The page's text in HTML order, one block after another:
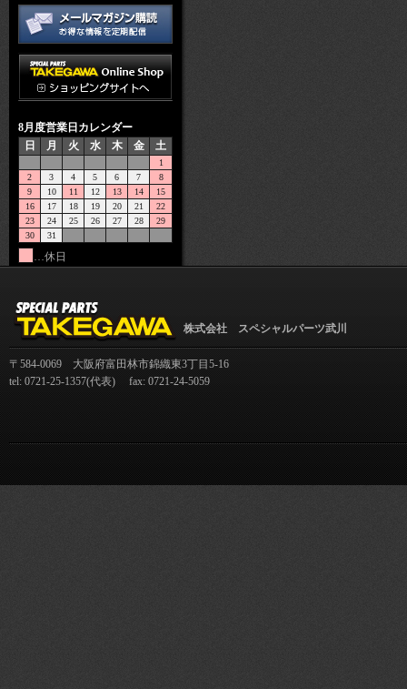
8月度営業日カレンダー
日
月 火 水 木 金 土
1
2
3 4 5 6 7
8
9
10 11 12 13 14
15
16
17 18 19 20 21
22
23
24 25 26 27 28
29
30
31
…休日
株式会社 スペシャルパーツ武川
〒584-0069 大阪府富田林市錦織東3丁目5-16
tel: 0721-25-1357(代表) fax: 0721-24-5059